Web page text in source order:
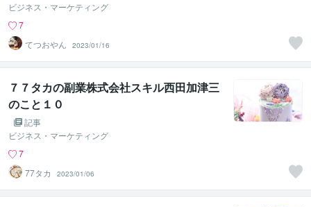
ビジネス・マーケティング
7
てつおやん
2023/01/16
７７タカの副業株式会社スキル西田加津三
のこと１０
記事
ビジネス・マーケティング
7
77タカ
2023/01/06